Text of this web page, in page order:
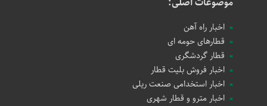
اخبار راه آهن
قطارهای حومه ای
قطار گردشگری
اخبار فروش بلیت قطار
اخبار استخدامی صنعت ریلی
اخبار مترو و قطار شهری